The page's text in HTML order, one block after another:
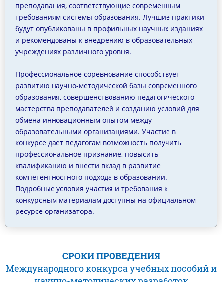
преподавания, соответствующие современным
требованиям системы образования. Лучшие практики
будут опубликованы в профильных научных изданиях
и рекомендованы к внедрению в образовательных
учреждениях различного уровня.
Профессиональное соревнование способствует
развитию научно-методической базы современного
образования, совершенствованию педагогического
мастерства преподавателей и созданию условий для
обмена инновационным опытом между
образовательными организациями. Участие в
конкурсе дает педагогам возможность получить
профессиональное признание, повысить
квалификацию и внести вклад в развитие
компетентностного подхода в образовании.
Подробные условия участия и требования к
конкурсным материалам доступны на официальном
ресурсе организатора.
СРОКИ ПРОВЕДЕНИЯ
Международного конкурса учебных пособий и